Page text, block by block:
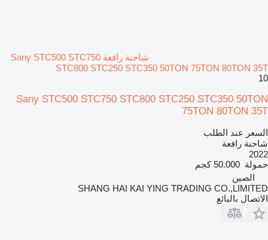
شاحنة رافعة Sany STC500 STC750
STC800 STC250 STC350 50TON 75TON 80TON 35T
10
Sany STC500 STC750 STC800 STC250 STC350 50TON
75TON 80TON 35T
السعر عند الطلب
شاحنة رافعة
2022
حمولة 50.000 كجم
الصين
SHANG HAI KAI YING TRADING CO.,LIMITED
الاتصال بالبائع